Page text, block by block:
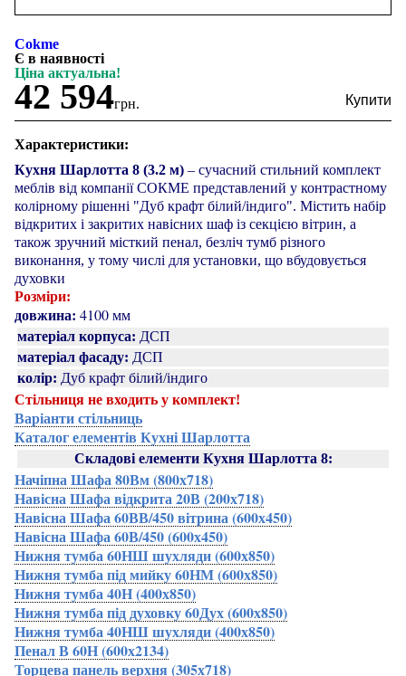
Cokme
Є в наявності
Ціна актуальна!
42 594грн.
Характеристики:
Кухня Шарлотта 8 (3.2 м) – сучасний стильний комплект
меблів від компанії СОКМЕ представлений у контрастному
колірному рішенні "Дуб крафт білий/індиго". Містить набір
відкритих і закритих навісних шаф із секцією вітрин, а
також зручний місткий пенал, безліч тумб різного
виконання, у тому числі для установки, що вбудовується
духовки
Розміри:
довжина: 4100 мм
матеріал корпуса: ДСП
матеріал фасаду: ДСП
колір: Дуб крафт білий/індиго
Стільниця не входить у комплект!
Варіанти стільниць
Каталог елементів Кухні Шарлотта
Складові елементи Кухня Шарлотта 8:
Начіпна Шафа 80Вм (800х718)
Навісна Шафа відкрита 20В (200х718)
Навісна Шафа 60ВВ/450 вітрина (600х450)
Навісна Шафа 60В/450 (600х450)
Нижня тумба 60НШ шухляди (600х850)
Нижня тумба під мийку 60НМ (600х850)
Нижня тумба 40Н (400х850)
Нижня тумба під духовку 60Дух (600х850)
Нижня тумба 40НШ шухляди (400х850)
Пенал В 60Н (600х2134)
Торцева панель верхня (305х718)